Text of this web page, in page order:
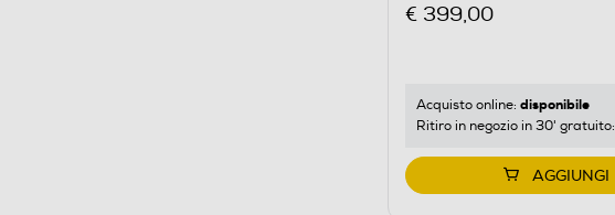
€ 399,00
Acquisto online: disponibile
Ritiro in negozio in 30' gratuito:
AGGIUNGI